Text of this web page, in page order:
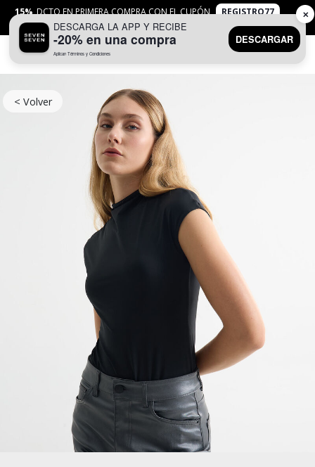
15% DCTO EN PRIMERA COMPRA CON EL CUPÓN
REGISTRO77
APLICANTYC
< Volver
DESCARGA LA APP Y RECIBE
-20% en una compra
Aplican Términos y Condiciones
DESCARGAR
✕